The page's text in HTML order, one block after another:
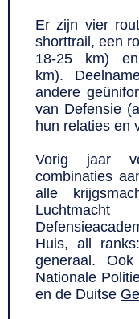
Er zijn vier
shorttrail, een
18-25 km)
km).
andere
van Defensie
hun relaties en
Vorig jaar
combinaties
alle
Huis, all
generaal.
Nationale
en de Duitse